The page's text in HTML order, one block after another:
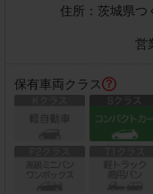
住所： 茨城県つ
営
保有車両クラス